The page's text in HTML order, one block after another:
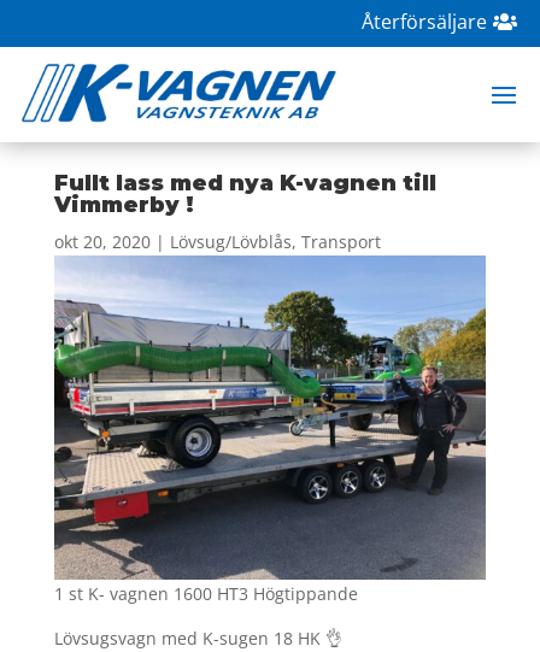
Återförsäljare
Fullt lass med nya K-vagnen till
Vimmerby !
okt 20, 2020| Lövsug/Lövblås, Transport
1 st K- vagnen 1600 HT3 Högtippande
Lövsugsvagn med K-sugen 18 HK 👌